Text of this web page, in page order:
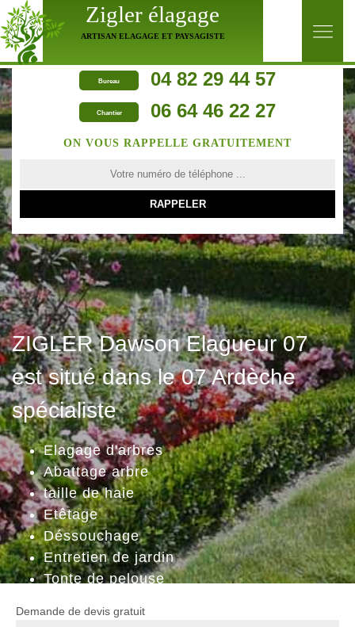
Zigler élagage
ARTISAN ELAGAGE ET PAYSAGISTE
Bureau 04 82 29 44 57
Chantier 06 64 46 22 27
ZIGLER Dawson Elagueur 07
est situé dans le 07 Ardèche
spécialiste
Elagage d'arbres
Abattage arbre
taille de haie
Etêtage
Déssouchage
Entretien de jardin
Tonte de pelouse
ON VOUS RAPPELLE GRATUITEMENT
Demande de devis gratuit